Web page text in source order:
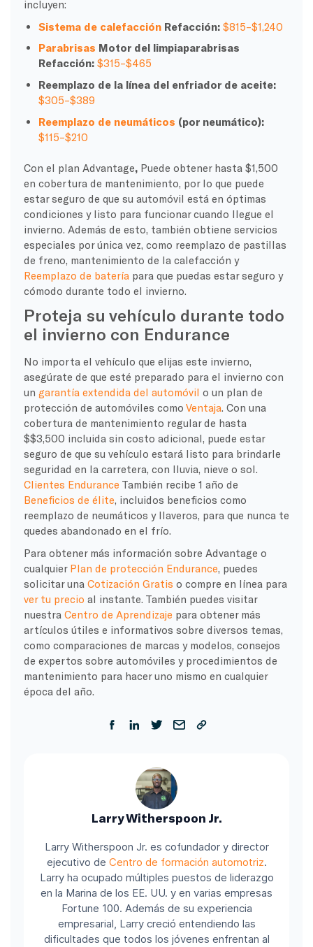
incluyen:
Sistema de calefacción Refacción: $815–$1,240
Parabrisas Motor del limpiaparabrisas
Refacción:$315–$465
Reemplazo de la línea del enfriador de aceite:
$305–$389
Reemplazo de neumáticos (por neumático):
$115–$210
Con el plan Advantage, Puede obtener hasta $1,500
en cobertura de mantenimiento, por lo que puede
estar seguro de que su automóvil está en óptimas
condiciones y listo para funcionar cuando llegue el
invierno. Además de esto, también obtiene servicios
especiales por única vez, como reemplazo de pastillas
de freno, mantenimiento de la calefacción y
Reemplazo de batería para que puedas estar seguro y
cómodo durante todo el invierno.
Proteja su vehículo durante todo
el invierno con Endurance
No importa el vehículo que elijas este invierno,
asegúrate de que esté preparado para el invierno con
un garantía extendida del automóvil o un plan de
protección de automóviles como Ventaja . Con una
cobertura de mantenimiento regular de hasta
$$3,500 incluida sin costo adicional, puede estar
seguro de que su vehículo estará listo para brindarle
seguridad en la carretera, con lluvia, nieve o sol.
Clientes Endurance También recibe 1 año de
Beneficios de élite , incluidos beneficios como
reemplazo de neumáticos y llaveros, para que nunca te
quedes abandonado en el frío.
Para obtener más información sobre Advantage o
cualquier Plan de protección Endurance , puedes
solicitar una Cotización Gratis o compre en línea para
ver tu precio al instante. También puedes visitar
nuestra Centro de Aprendizaje para obtener más
artículos útiles e informativos sobre diversos temas,
como comparaciones de marcas y modelos, consejos
de expertos sobre automóviles y procedimientos de
mantenimiento para hacer uno mismo en cualquier
época del año.
Larry Witherspoon Jr.
Larry Witherspoon Jr. es cofundador y director
ejecutivo de Centro de formación automotriz.
Larry ha ocupado múltiples puestos de liderazgo
en la Marina de los EE. UU. y en varias empresas
Fortune 100. Además de su experiencia
empresarial, Larry creció entendiendo las
dificultades que todos los jóvenes enfrentan al